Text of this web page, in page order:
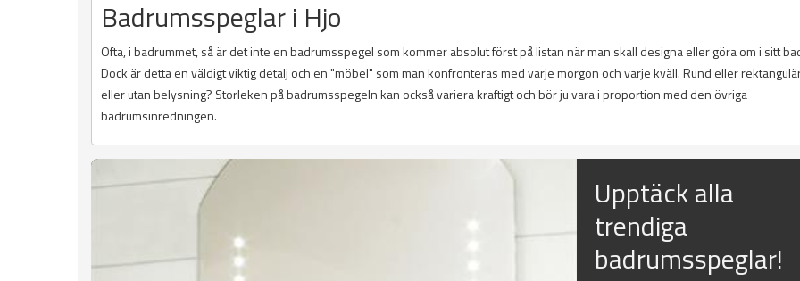
Badrumsspeglar i Hjo
Ofta, i badrummet, så är det inte en badrumsspegel som kommer absolut först på listan när man skall designa eller göra om i sitt
Dock är detta en väldigt viktig detalj och en "möbel" som man konfronteras med varje morgon och varje kväll. Rund eller
eller utan belysning? Storleken på badrumsspegeln kan också variera kraftigt och bör ju vara i proportion med den övriga
badrumsinredningen.
Upptäck alla
trendiga
badrumsspeglar!